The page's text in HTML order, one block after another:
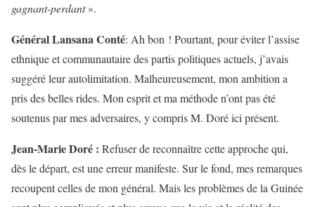
gagnant-perdant».
Général Lansana Conté: Ah bon ! Pourtant, pour éviter l’assise
ethnique et communautaire des partis politiques actuels, j’avais
suggéré leur autolimitation. Malheureusement, mon ambition a
pris des belles rides. Mon esprit et ma méthode n’ont pas été
soutenus par mes adversaires, y compris M. Doré ici présent.
Jean-Marie Doré : Refuser de reconnaître cette approche qui,
dès le départ, est une erreur manifeste. Sur le fond, mes remarques
recoupent celles de mon général. Mais les problèmes de la Guinée